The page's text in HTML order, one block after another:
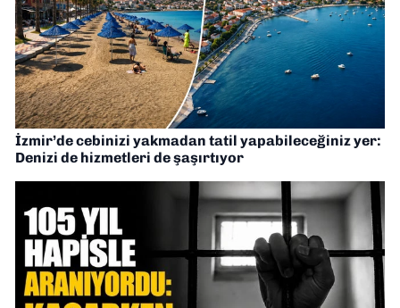
İzmir’de cebinizi yakmadan tatil yapabileceğiniz yer:
Denizi de hizmetleri de şaşırtıyor